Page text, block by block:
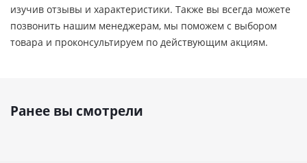
изучив отзывы и характеристики. Также вы всегда можете
позвонить нашим менеджерам, мы поможем с выбором
товара и проконсультируем по действующим акциям.
Ранее вы смотрели